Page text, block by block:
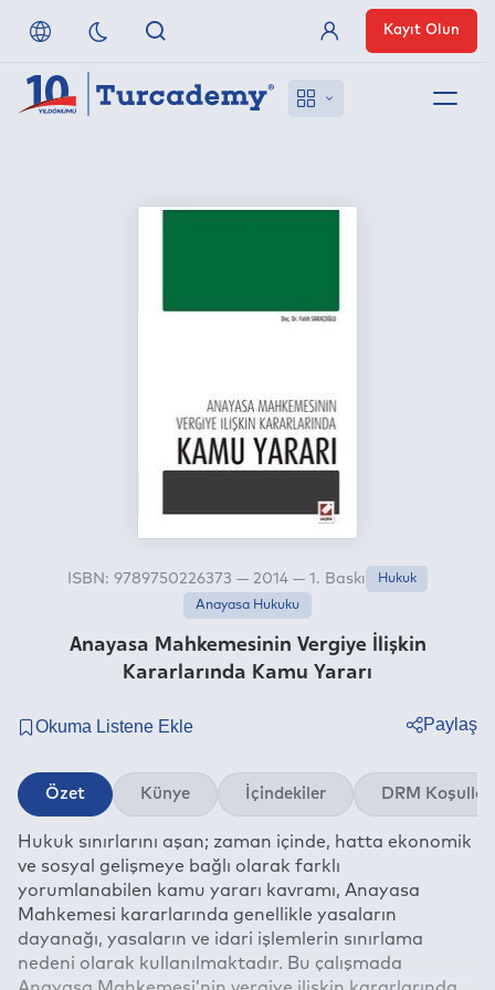
Anlaşmalı Yayınevleri
Üye Girişi
Kayıt Olun
Anayasa Mahkemesinin Vergiye İlişkin
Kararlarında Kamu Yararı
ISBN: 9789750226373 — 2014 — 1. Baskı
Hukuk
Anayasa Hukuku
Paylaş
Twitter
Linkedin
E-mail
Özet Künye İçindekiler DRM Koşulları
Hukuk sınırlarını aşan; zaman içinde, hatta ekonomik
ve sosyal gelişmeye bağlı olarak farklı
yorumlanabilen kamu yararı kavramı, Anayasa
Mahkemesi kararlarında genellikle yasaların
dayanağı, yasaların ve idari işlemlerin sınırlama
nedeni olarak kullanılmaktadır. Bu çalışmada